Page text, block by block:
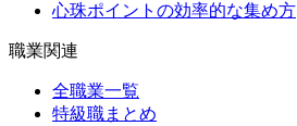
心珠ポイントの効率的な集め方
職業関連
全職業一覧
特級職まとめ